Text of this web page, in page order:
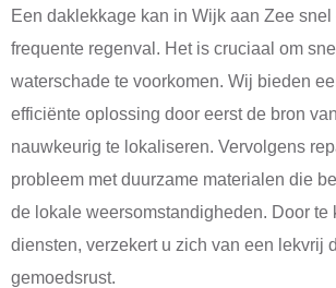
Een daklekkage kan in Wijk aan Zee
frequente regenval. Het is cruciaal om
waterschade te voorkomen. Wij bieden
efficiënte oplossing door eerst de bron
nauwkeurig te lokaliseren. Vervolgens
probleem met duurzame materialen die
de lokale weersomstandigheden. Door te
diensten, verzekert u zich van een lekvrij
gemoedsrust.